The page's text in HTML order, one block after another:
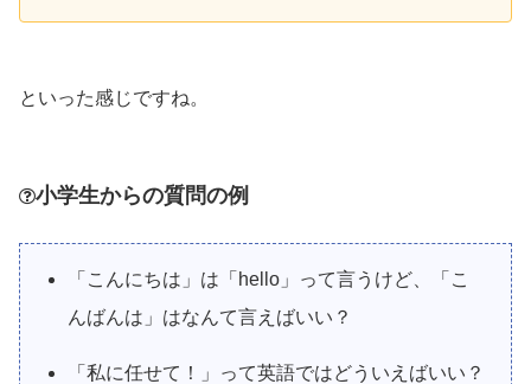
といった感じですね。
小学生からの質問の例
「こんにちは」は「hello」って言うけど、「こ
んばんは」はなんて言えばいい？
「私に任せて！」って英語ではどういえばいい？